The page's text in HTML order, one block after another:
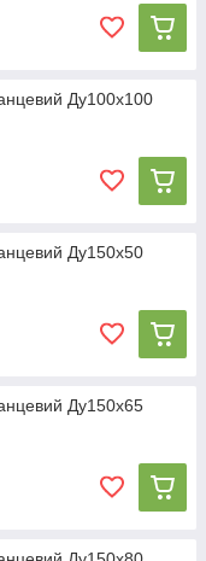
Ду100х100
Ду150х50
Ду150х65